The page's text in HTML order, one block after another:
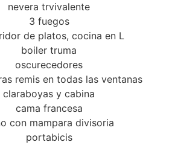
nevera trvivalente
3 fuegos
de platos, cocina en L
boiler truma
oscurecedores
remis en todas las ventanas
claraboyas y cabina
cama francesa
con mampara divisoria
portabicis